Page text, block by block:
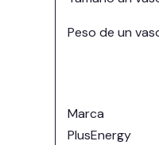
Peso de un
Marca
PlusEnergy